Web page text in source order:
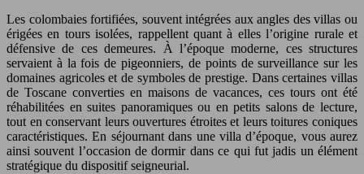
Les colombaies fortifiées, souvent intégrées aux angles des villas ou
érigées en tours isolées, rappellent quant à elles l’origine rurale et
défensive de ces demeures. À l’époque moderne, ces structures
servaient à la fois de pigeonniers, de points de surveillance sur les
domaines agricoles et de symboles de prestige. Dans certaines villas
de Toscane converties en maisons de vacances, ces tours ont été
réhabilitées en suites panoramiques ou en petits salons de lecture,
tout en conservant leurs ouvertures étroites et leurs toitures coniques
caractéristiques. En séjournant dans une villa d’époque, vous aurez
ainsi souvent l’occasion de dormir dans ce qui fut jadis un élément
stratégique du dispositif seigneurial.